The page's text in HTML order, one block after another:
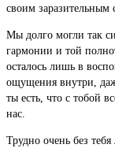
своим заразительным
Мы долго могли так
гармонии и той
осталось лишь в
ощущения внутри,
ты есть, что с тобой
нас.
Трудно очень без